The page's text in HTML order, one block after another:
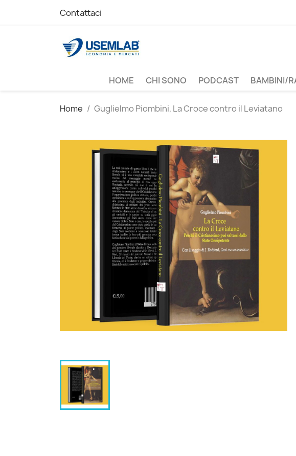
Contattaci
HOME CHI SONO PODCAST BAMBINI/
Home Guglielmo Piombini, La Croce contro il Leviatano